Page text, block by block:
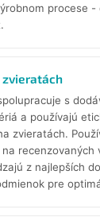
procese -
zvieratách
s
a používajú
zvieratách.
recenzovaných
z najlepších
pre